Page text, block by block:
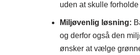
uden at skulle
Miljøvenlig løsning:
og derfor også den
ønsker at vælge